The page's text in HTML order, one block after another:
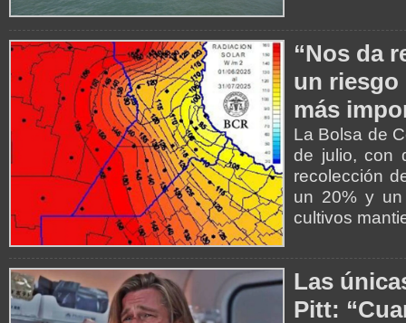
“Nos da
un riesgo
más
La Bolsa de
de julio, con
recolección
un 20% y
cultivos
Las
Pitt: